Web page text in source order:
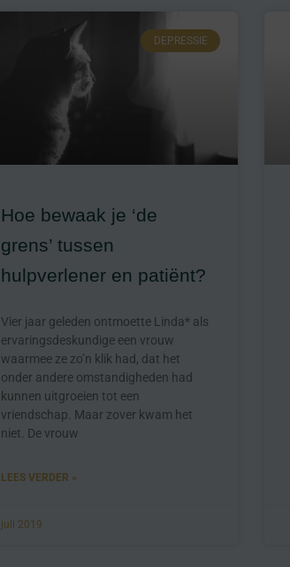
DEPRESSIE
Hoe bewaak je ‘de
grens’ tussen
hulpverlener en patiënt?
Vier jaar geleden ontmoette Linda* als
ervaringsdeskundige een vrouw
waarmee ze zo’n klik had, dat het
onder andere omstandigheden had
kunnen uitgroeien tot een
vriendschap. Maar zover kwam het
niet. De vrouw
LEES VERDER »
juli 2019